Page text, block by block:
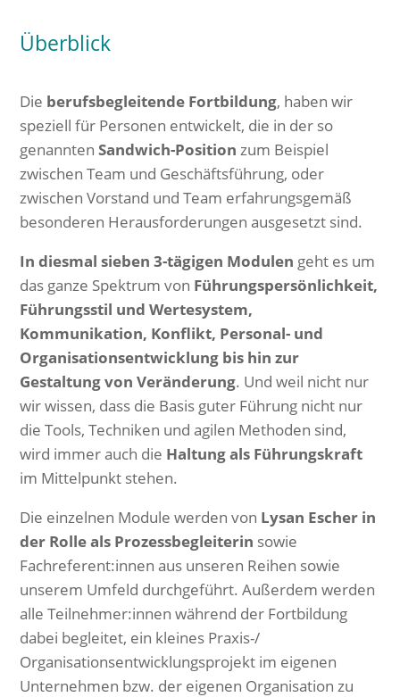
Überblick
Die berufsbegleitende Fortbildung, haben wir
speziell für Personen entwickelt, die in der so
genanntenSandwich-Positionzum Beispiel
zwischen Team und Geschäftsführung, oder
zwischen Vorstand und Team erfahrungsgemäß
besonderen Herausforderungen ausgesetzt sind.
In diesmal sieben 3-tägigen Modulen geht es um
das ganze Spektrum von Führungspersönlichkeit,
Führungsstil und Wertesystem,
Kommunikation, Konflikt, Personal- und
Organisationsentwicklung bis hin zur
Gestaltung von Veränderung. Und weil nicht nur
wir wissen, dass die Basis guter Führung nicht nur
die Tools, Techniken und agilen Methoden sind,
wird immer auch die Haltung als Führungskraft
im Mittelpunkt stehen.
Die einzelnen Module werden von Lysan Escher in
der Rolle als Prozessbegleiterin sowie
Fachreferent:innen aus unseren Reihen sowie
unserem Umfeld durchgeführt. Außerdem werden
alle Teilnehmer:innen während der Fortbildung
dabei begleitet, ein kleines Praxis-/
Organisationsentwicklungsprojekt im eigenen
Unternehmen bzw. der eigenen Organisation zu